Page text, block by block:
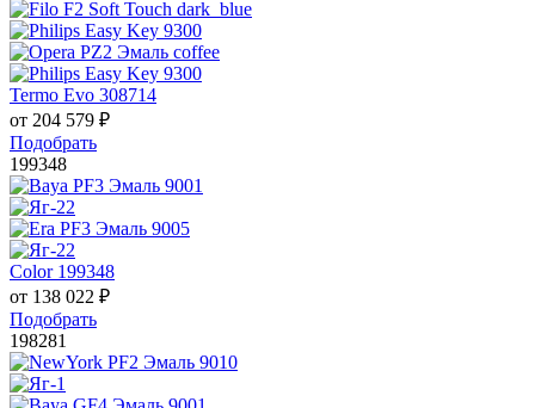
Termo Evo 308714
от 204 579 ₽
Подобрать
199348
Color 199348
от 138 022 ₽
Подобрать
198281